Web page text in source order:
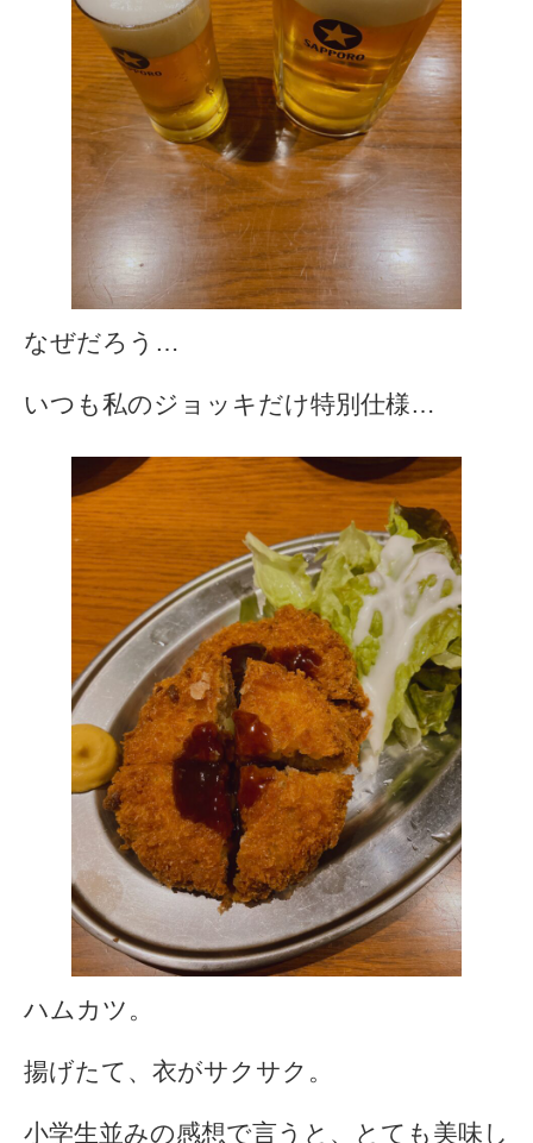
なぜだろう…
いつも私のジョッキだけ特別仕様…
ハムカツ。
揚げたて、衣がサクサク。
小学生並みの感想で言うと、とても美味し